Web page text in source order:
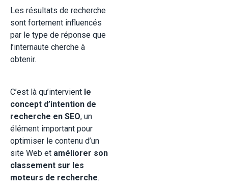
Les résultats de recherche
sont fortement influencés
par le type de réponse que
l’internaute cherche à
obtenir.
C’est là qu’intervient le
concept d’intention de
recherche en SEO, un
élément important pour
optimiser le contenu d’un
site Web et améliorer son
classement sur les
moteurs de recherche.